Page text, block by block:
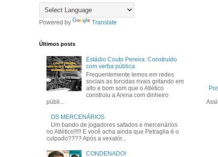
Powered by Translate
Últimos posts
Estádio Couto Pereira: Construído
com verba pública
Frequentemente lemos em redes
sociais as torcidas rivais gritando em
alto e bom som que o Atlético
construiu a Arena com dinheiro
públi...
OS MERCENÁRIOS
Um bando de jogadores safados e mercenários
no Atlético!!!!! E você acha ainda que Petraglia é o
culpado???? Após a vexatór...
CONDENADO!